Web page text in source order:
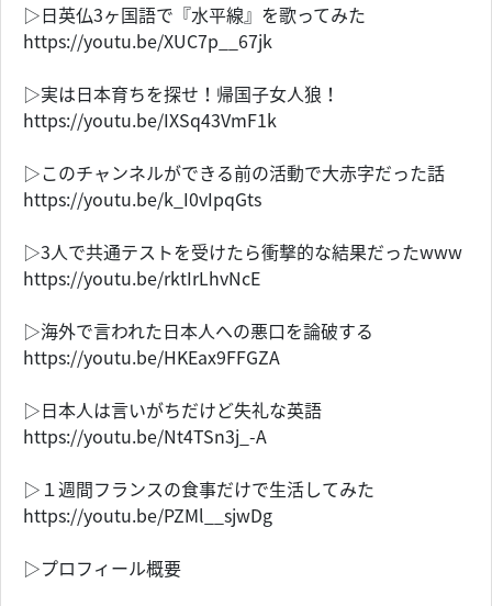
▷日英仏3ヶ国語で『水平線』を歌ってみた
https://youtu.be/XUC7p__67jk
▷実は日本育ちを探せ！帰国子女人狼！
https://youtu.be/IXSq43VmF1k
▷このチャンネルができる前の活動で大赤字だった話
https://youtu.be/k_I0vIpqGts
▷3人で共通テストを受けたら衝撃的な結果だったwww
https://youtu.be/rktIrLhvNcE
▷海外で言われた日本人への悪口を論破する
https://youtu.be/HKEax9FFGZA
▷日本人は言いがちだけど失礼な英語
https://youtu.be/Nt4TSn3j_-A
▷１週間フランスの食事だけで生活してみた
https://youtu.be/PZMl__sjwDg
▷プロフィール概要